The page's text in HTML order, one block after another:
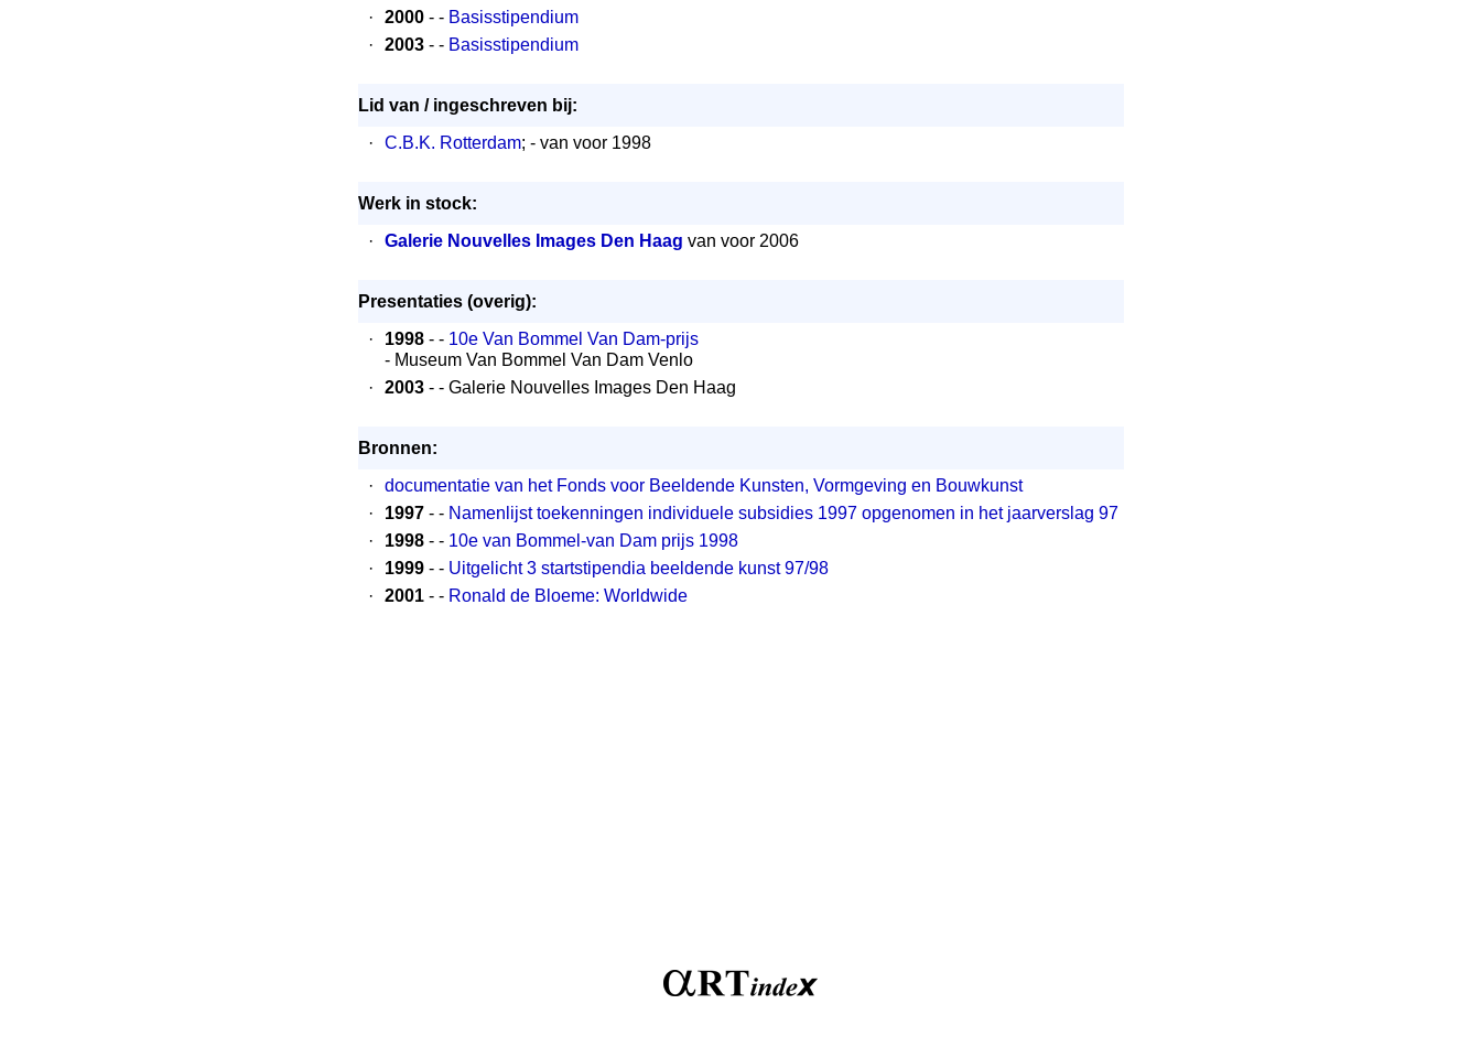
·
2000- - Basisstipendium
·
2003- - Basisstipendium
Lid van / ingeschreven bij:
·
C.B.K. Rotterdam; - van voor 1998
Werk in stock:
·
Galerie Nouvelles Images Den Haag van voor 2006
Presentaties (overig):
·
1998- - 10e Van Bommel Van Dam-prijs
- Museum Van Bommel Van Dam Venlo
·
2003- - Galerie Nouvelles Images Den Haag
Bronnen:
·
documentatie van het Fonds voor Beeldende Kunsten, Vormgeving en Bouwkunst
·
1997- - Namenlijst toekenningen individuele subsidies 1997 opgenomen in het jaarverslag 97
·
1998- - 10e van Bommel-van Dam prijs 1998
·
1999- - Uitgelicht 3 startstipendia beeldende kunst 97/98
·
2001- - Ronald de Bloeme: Worldwide